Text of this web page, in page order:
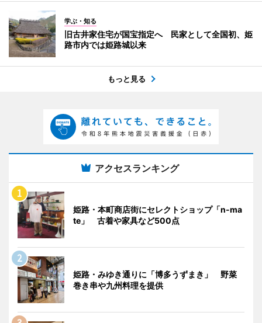
学ぶ・知る
旧古井家住宅が国宝指定へ 民家として全国初、姫
路市内では姫路城以来
もっと見る
アクセスランキング
姫路・本町商店街にセレクトショップ「n-ma
te」 古着や家具など500点
姫路・みゆき通りに「博多うずまき」 野菜
巻き串や九州料理を提供